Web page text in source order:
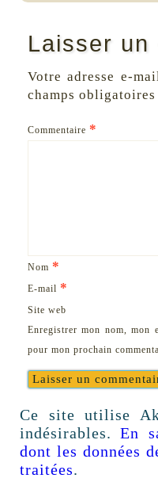
Laisser un
Votre adresse e-
champs
Commentaire *
Nom *
E-mail *
Site web
Enregistrer mon nom, mon
pour mon prochain
Ce site utilise
indésirables.En
dont les données
traitées.